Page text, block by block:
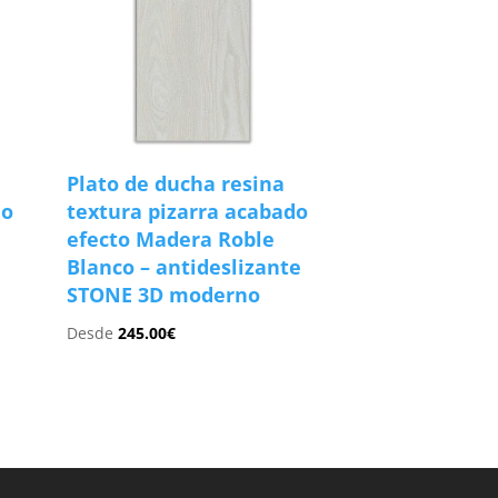
Plato de ducha resina
textura pizarra acabado
efecto Madera Roble
Blanco – antideslizante
STONE 3D moderno
Desde245.00€